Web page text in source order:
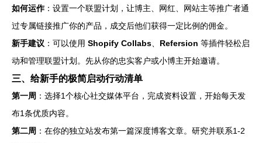
如何运作：设置一个联盟计划，让博主、网红、网站主等推广者通
过专属链接推广你的产品，成交后他们获得一定比例的佣金。
新手建议 ：可以使用 Shopify Collabs Refersion 等插件轻松启
动和管理联盟计划。先从你的忠实客户或小博主开始邀请。
三、给新手的极简启动行动清单
第一周 ：选择1个核心社交媒体平台，完成资料设置，开始每天发
布1条优质内容。
第二周 ：在你的独立站发布第一篇深度博客文章。研究并联系1-2